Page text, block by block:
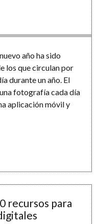
año ha sido
los que circulan por
durante un año. El
fotografía cada día
aplicación móvil y
recursos para